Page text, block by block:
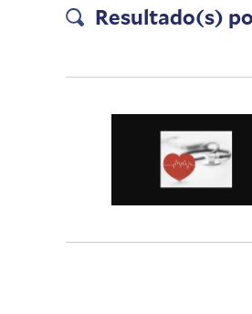
Resultado(s)